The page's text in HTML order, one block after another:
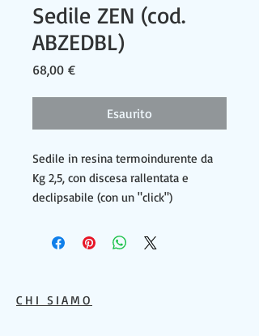
Sedile ZEN (cod.
ABZEDBL)
68,00 €Prezzo
Esaurito
Sedile in resina termoindurente da
Kg 2,5, con discesa rallentata e
declipsabile (con un "click")
CHI SIAMO